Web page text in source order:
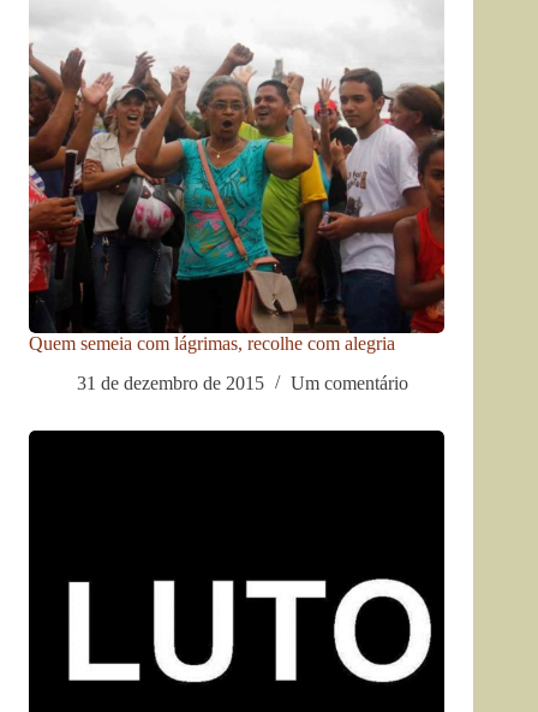
Quem semeia com lágrimas, recolhe com alegria
31 de dezembro de 2015
Um comentário